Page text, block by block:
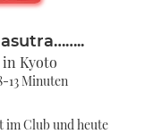
in Kyoto
13 Minuten
im Club und heute